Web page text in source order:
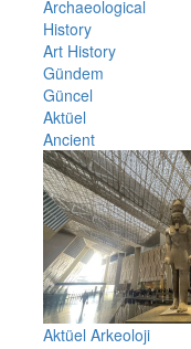
Archaeological
History
Art History
Gündem
Güncel
Aktüel
Ancient
Aktüel Arkeoloji